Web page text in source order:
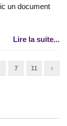
un document
Lire la suite...
7 11